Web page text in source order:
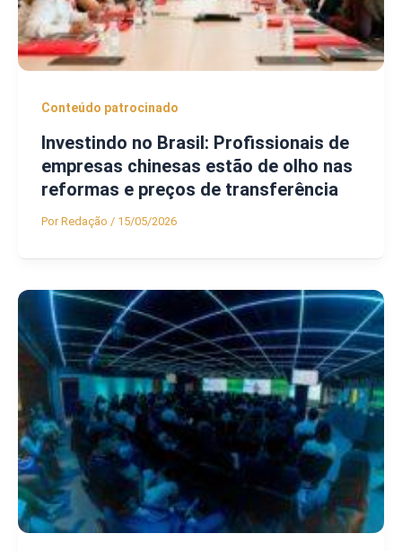
Conteúdo patrocinado
Investindo no Brasil: Profissionais de
empresas chinesas estão de olho nas
reformas e preços de transferência
PorRedação / 15/05/2026